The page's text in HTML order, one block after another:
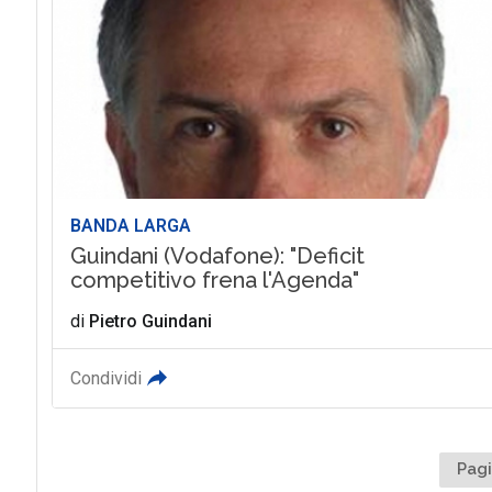
BANDA LARGA
Guindani (Vodafone): "Deficit
competitivo frena l'Agenda"
di Pietro Guindani
Condividi